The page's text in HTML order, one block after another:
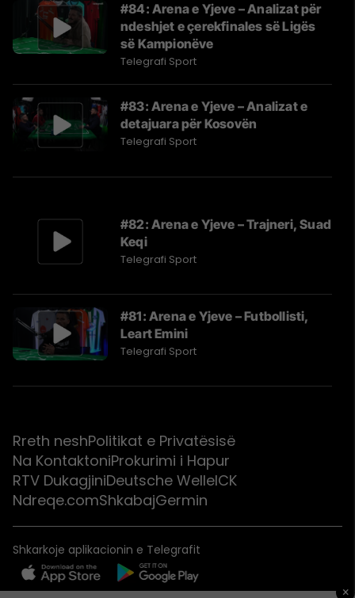
#84: Arena e Yjeve – Analizat për
ndeshjet e çerekfinales së Ligës
së Kampionëve
Telegrafi Sport
#83: Arena e Yjeve – Analizat e
detajuara për Kosovën
Telegrafi Sport
#82: Arena e Yjeve – Trajneri, Suad
Keqi
Telegrafi Sport
#81: Arena e Yjeve – Futbollisti,
Leart Emini
Telegrafi Sport
Rreth neshPolitikat e Privatësisë
Na KontaktoniProkurimi i Hapur
RTV DukagjiniDeutsche WelleICK
Ndreqe.comShkabajGermin
Shkarkoje aplikacionin e Telegrafit
×